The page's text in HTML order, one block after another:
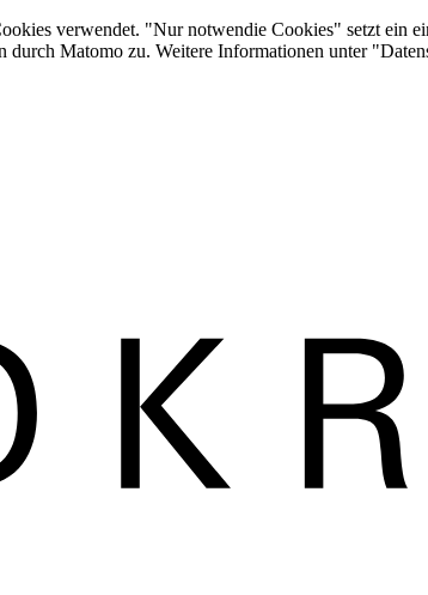
verwendet. "Nur notwendie Cookies" setzt ein
Matomo zu. Weitere Informationen unter